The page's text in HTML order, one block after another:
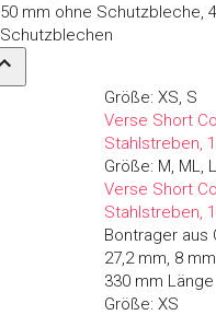
50 mm ohne Schutzbleche,
Schutzblechen
Größe: XS, S
Verse Short
Stahlstreben,
Größe: M, ML,
Verse Short
Stahlstreben,
Bontrager aus
27,2 mm, 8
330 mm Länge
Größe: XS